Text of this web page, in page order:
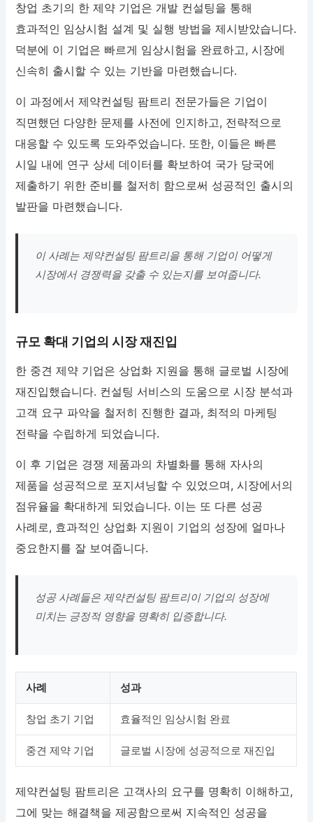
창업 초기의 한 제약 기업은 개발 컨설팅을 통해
효과적인 임상시험 설계 및 실행 방법을 제시받았습니다.
덕분에 이 기업은 빠르게 임상시험을 완료하고, 시장에
신속히 출시할 수 있는 기반을 마련했습니다.
이 과정에서 제약컨설팅 팜트리 전문가들은 기업이
직면했던 다양한 문제를 사전에 인지하고, 전략적으로
대응할 수 있도록 도와주었습니다. 또한, 이들은 빠른
시일 내에 연구 상세 데이터를 확보하여 국가 당국에
제출하기 위한 준비를 철저히 함으로써 성공적인 출시의
발판을 마련했습니다.
이 사례는 제약컨설팅 팜트리을 통해 기업이 어떻게
시장에서 경쟁력을 갖출 수 있는지를 보여줍니다.
규모 확대 기업의 시장 재진입
한 중견 제약 기업은 상업화 지원을 통해 글로벌 시장에
재진입했습니다. 컨설팅 서비스의 도움으로 시장 분석과
고객 요구 파악을 철저히 진행한 결과, 최적의 마케팅
전략을 수립하게 되었습니다.
이 후 기업은 경쟁 제품과의 차별화를 통해 자사의
제품을 성공적으로 포지셔닝할 수 있었으며, 시장에서의
점유율을 확대하게 되었습니다. 이는 또 다른 성공
사례로, 효과적인 상업화 지원이 기업의 성장에 얼마나
중요한지를 잘 보여줍니다.
성공 사례들은 제약컨설팅 팜트리이 기업의 성장에
미치는 긍정적 영향을 명확히 입증합니다.
사례 성과
창업 초기 기업 효율적인 임상시험 완료
중견 제약 기업 글로벌 시장에 성공적으로 재진입
제약컨설팅 팜트리은 고객사의 요구를 명확히 이해하고,
그에 맞는 해결책을 제공함으로써 지속적인 성공을